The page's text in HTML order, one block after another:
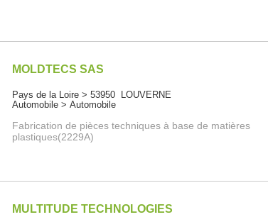
MOLDTECS SAS
Pays de la Loire > 53950 LOUVERNE
Automobile > Automobile
Fabrication de pièces techniques à base de matières
plastiques(2229A)
MULTITUDE TECHNOLOGIES